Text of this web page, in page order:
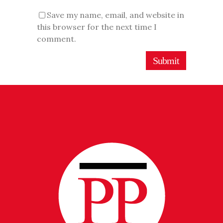
Save my name, email, and website in
this browser for the next time I
comment.